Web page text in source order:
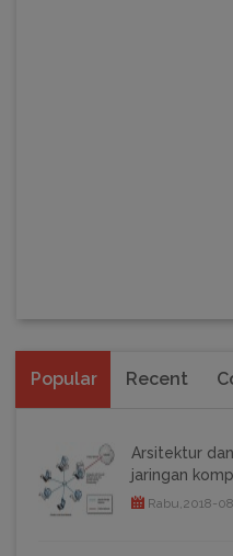
Popular Recent
Arsitektur
jaringan
Rabu,2018-